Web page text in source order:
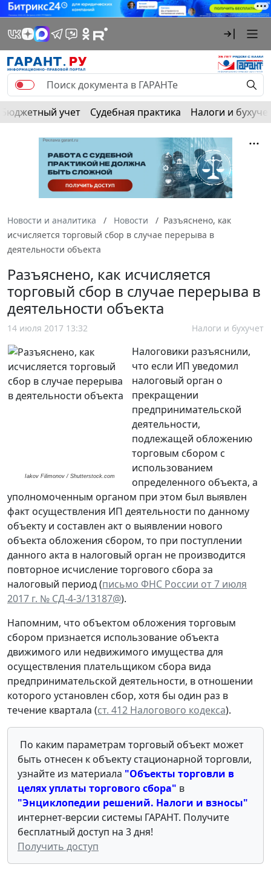
Бюджетный учет Судебная практика Налоги и
Новости и аналитика Новости
Разъяснено, как
исчисляется торговый сбор в случае перерыва в
деятельности объекта
Разъяснено, как исчисляется
торговый сбор в случае перерыва в
деятельности объекта
14 июля 2017 13:32 Налоги и бухучет
Iakov Filimonov / Shutterstock.com
Налоговики разъяснили,
что если ИП уведомил
налоговый орган о
прекращении
предпринимательской
деятельности,
подлежащей обложению
торговым сбором с
использованием
определенного объекта, а
уполномоченным органом при этом был выявлен
факт осуществления ИП деятельности по данному
объекту и составлен акт о выявлении нового
объекта обложения сбором, то при поступлении
данного акта в налоговый орган не производится
повторное исчисление торгового сбора за
налоговый период (письмо ФНС России от 7 июля
2017 г. № СД-4-3/13187@).
Напомним, что объектом обложения торговым
сбором признается использование объекта
движимого или недвижимого имущества для
осуществления плательщиком сбора вида
предпринимательской деятельности, в отношении
которого установлен сбор, хотя бы один раз в
течение квартала (ст. 412 Налогового кодекса).
По каким параметрам торговый объект может
быть отнесен к объекту стационарной торговли,
узнайте из материала "Объекты торговли в
целях уплаты торгового сбора" в
"Энциклопедии решений. Налоги и взносы"
интернет-версии системы ГАРАНТ. Получите
бесплатный доступ на 3 дня!
Получить доступ